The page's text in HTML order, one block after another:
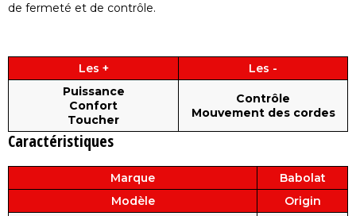
de fermeté et de contrôle.
Les +
Les -
Puissance
Confort
Toucher
Contrôle
Mouvement des cordes
Caractéristiques
Marque
Babolat
Modèle
Origin